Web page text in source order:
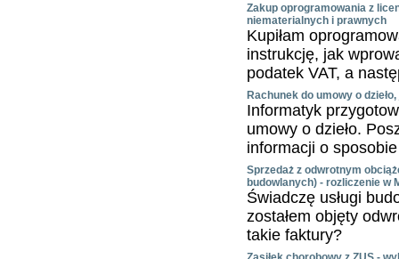
Zakup oprogramowania z
niematerialnych i prawnych
Kupiłam
instrukcję, jak
podatek VAT, a
Rachunek do umowy o
Informatyk
umowy o dzieło.
informacji o
Sprzedaż z odwrotnym
budowlanych) - rozliczenie w
Świadczę usługi
zostałem objęty
takie faktury?